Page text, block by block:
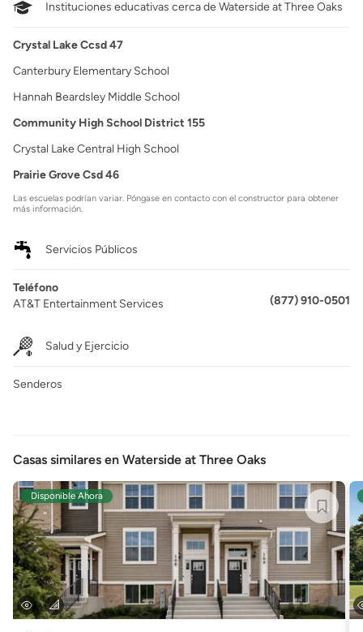
Instituciones educativas cerca de Waterside at Three Oaks
Crystal Lake Ccsd 47
Canterbury Elementary School
Hannah Beardsley Middle School
Community High School District 155
Crystal Lake Central High School
Prairie Grove Csd 46
Las escuelas podrían variar. Póngase en contacto con el constructor para obtener
más información.
Servicios Públicos
Teléfono
AT&T Entertainment Services
(877) 910-0501
Salud y Ejercicio
Senderos
Casas similares en Waterside at Three Oaks
Disponible Ahora